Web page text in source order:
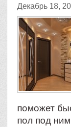
Декабрь 18,
поможет
пол под